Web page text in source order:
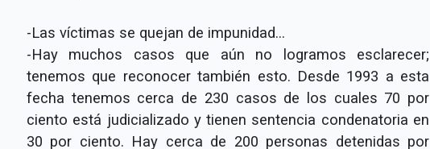
-Las víctimas se quejan de impunidad...
-Hay muchos casos que aún no logramos esclarecer;
tenemos que reconocer también esto. Desde 1993 a esta
fecha tenemos cerca de 230 casos de los cuales 70 por
ciento está judicializado y tienen sentencia condenatoria en
30 por ciento. Hay cerca de 200 personas detenidas por